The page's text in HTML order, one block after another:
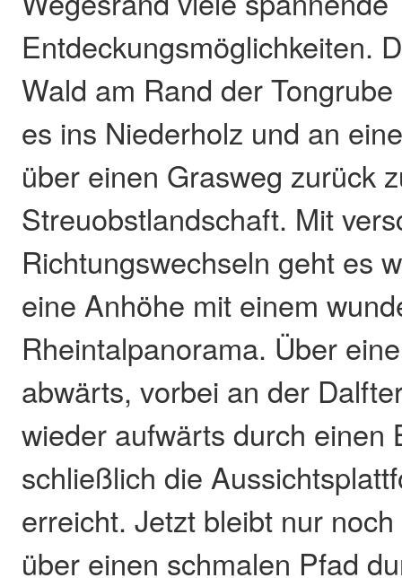
Entdeckungsmöglichkeiten.
Wald am Rand der
es ins Niederholz und an
über einen Grasweg zurück
Streuobstlandschaft. Mit
Richtungswechseln geht es
eine Anhöhe mit einem
Rheintalpanorama. Über
abwärts, vorbei an der
wieder aufwärts durch einen
schließlich die
erreicht. Jetzt bleibt nur
über einen schmalen Pfad